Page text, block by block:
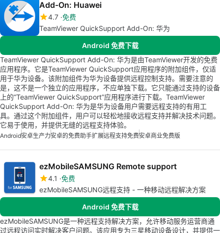
Add-On: Huawei
4.7 免费
TeamViewer QuickSupport Add-On: 华为
Android 免费下载
TeamViewer QuickSupport Add-On: 华为是由TeamViewer开发的免费
应用程序。它是TeamViewer QuickSupport应用程序的附加组件，仅适
用于华为设备。该附加组件为华为设备提供远程控制支持。需要注意的
是，这不是一个独立的应用程序，不应单独下载。它只能通过支持的设备
上的“TeamViewer QuickSupport”应用程序进行下载。TeamViewer
QuickSupport Add-On: 华为是华为设备用户需要远程支持的有用工
具。通过这个附加组件，用户可以轻松地接收远程支持并解决技术问题。
它易于使用，并提供无缝的远程支持体验。
Android安卓生产力安卓的免费助手扩展远程支持免费安卓商业免费版
ezMobileSAMSUNG Remote support
4.1 免费
ezMobileSAMSUNG远程支持 - 一种移动远程解决方案
Android 免费下载
ezMobileSAMSUNG是一种远程支持解决方案，允许移动服务运营商通
过远程访问实时解决客户问题。该应用专为三星移动设备设计，并提供一